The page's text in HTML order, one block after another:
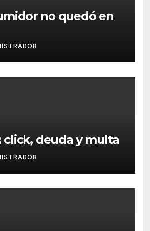
no quedó en
click, deuda y multa